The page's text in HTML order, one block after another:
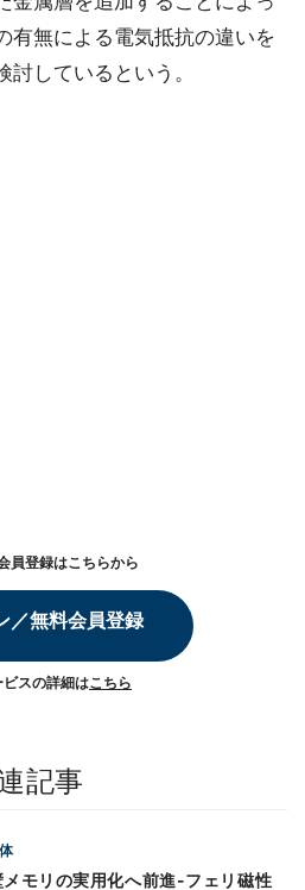
有無による電気抵抗の違いを
しているという。
員登録はこちらから
／無料会員登録
スの詳細はこちら
記事
メモリの実用化へ前進-フェリ磁性